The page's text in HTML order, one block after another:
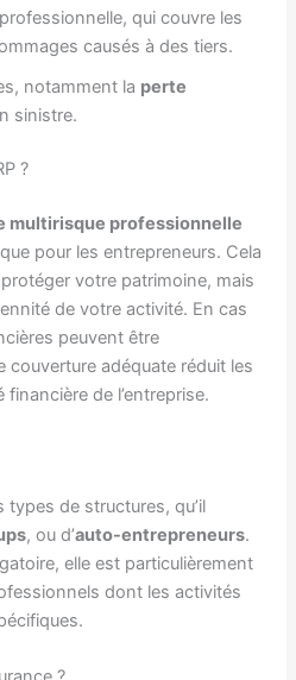
qui couvre les
causés à des tiers.
notamment la perte
sinistre.
?
multirisque professionnelle
pour les entrepreneurs. Cela
votre patrimoine, mais
de votre activité. En cas
peuvent être
couverture adéquate réduit les
financière de l’entreprise.
types de structures, qu’il
, ou d’auto-entrepreneurs.
elle est particulièrement
dont les activités